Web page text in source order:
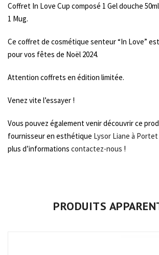
on
Coffret In Love Cup composé 1 Gel douche
1 Mug.
Ce coffret de cosmétique senteur “In Love”
pour vos fêtes de Noël 2024.
Attention coffrets en édition limitée.
Venez vite l’essayer !
Vous pouvez également venir découvrir ce
fournisseur en esthétique Lysor Liane à
plus d’informations contactez-nous !
PRODUITS